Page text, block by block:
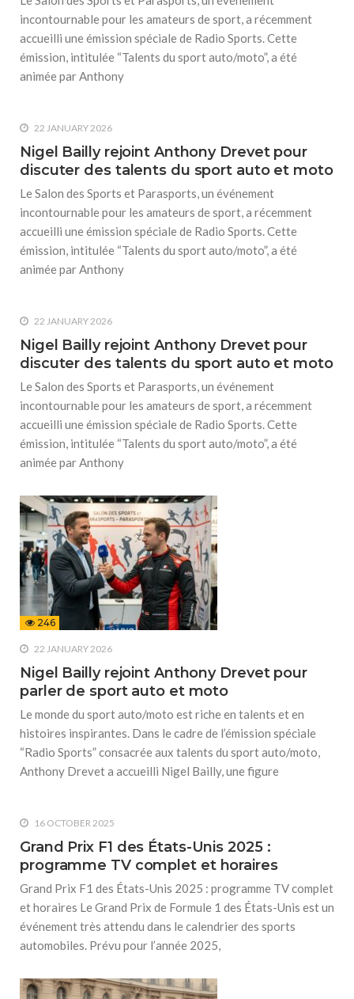
incontournable pour les amateurs de sport, a récemment
accueilli une émission spéciale de Radio Sports. Cette
émission, intitulée “Talents du sport auto/moto”, a été
animée par Anthony
22 JANUARY 2026
Nigel Bailly rejoint Anthony Drevet pour
discuter des talents du sport auto et moto
Le Salon des Sports et Parasports, un événement
incontournable pour les amateurs de sport, a récemment
accueilli une émission spéciale de Radio Sports. Cette
émission, intitulée “Talents du sport auto/moto”, a été
animée par Anthony
22 JANUARY 2026
Nigel Bailly rejoint Anthony Drevet pour
discuter des talents du sport auto et moto
Le Salon des Sports et Parasports, un événement
incontournable pour les amateurs de sport, a récemment
accueilli une émission spéciale de Radio Sports. Cette
émission, intitulée “Talents du sport auto/moto”, a été
animée par Anthony
246
22 JANUARY 2026
Nigel Bailly rejoint Anthony Drevet pour
parler de sport auto et moto
Le monde du sport auto/moto est riche en talents et en
histoires inspirantes. Dans le cadre de l’émission spéciale
“Radio Sports” consacrée aux talents du sport auto/moto,
Anthony Drevet a accueilli Nigel Bailly, une figure
16 OCTOBER 2025
Grand Prix F1 des États-Unis 2025 :
programme TV complet et horaires
Grand Prix F1 des États-Unis 2025 : programme TV complet
et horaires Le Grand Prix de Formule 1 des États-Unis est un
événement très attendu dans le calendrier des sports
automobiles. Prévu pour l’année 2025,